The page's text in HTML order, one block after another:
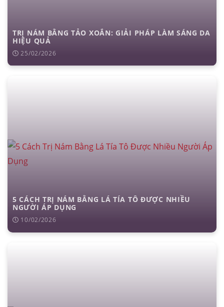
TRỊ NÁM BẰNG TẢO XOẮN: GIẢI PHÁP LÀM SÁNG DA
HIỆU QUẢ
25/02/2026
5 CÁCH TRỊ NÁM BẰNG LÁ TÍA TÔ ĐƯỢC NHIỀU
NGƯỜI ÁP DỤNG
10/02/2026